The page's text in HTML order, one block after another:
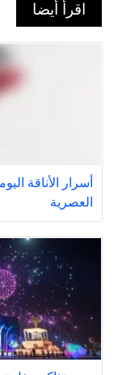
اقرأ أيضا
أسرار الأناقة
العصرية